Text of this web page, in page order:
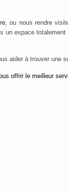
, ou nous rendre
un espace totalement
aider à trouver une
offrir le meilleur